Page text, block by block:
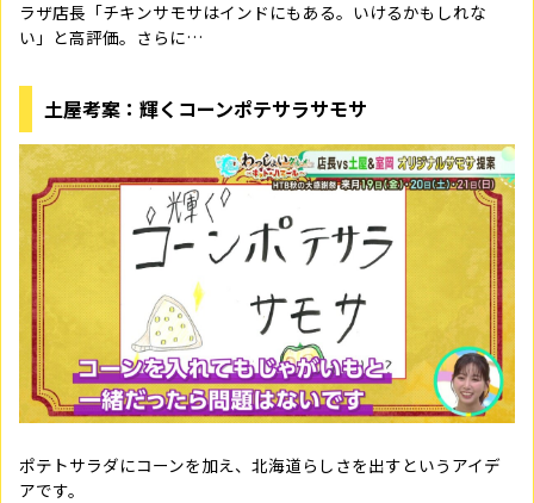
ラザ店長「チキンサモサはインドにもある。いけるかもしれな
い」と高評価。さらに…
土屋考案：輝くコーンポテサラサモサ
ポテトサラダにコーンを加え、北海道らしさを出すというアイデ
アです。